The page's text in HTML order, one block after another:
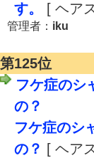
す。
[ ヘア
管理者： iku
第125位
フケ症のシ
の？
フケ症のシ
の？ [ ヘア